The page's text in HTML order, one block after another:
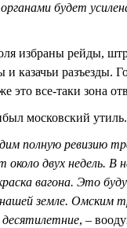
будет
избраны рейды,
казачьи разъезды.
это все-таки зона
московский утиль.
полную ревизию
около двух недель. В
вагона. Это
земле. Омским
, –